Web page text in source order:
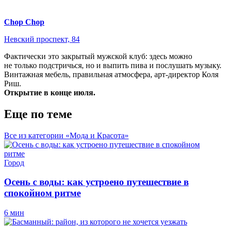
Chop Chop
Невский проспект, 84
Фактически это закрытый мужской клуб: здесь можно
не только подстричься, но и выпить пива и послушать музыку.
Винтажная мебель, правильная атмосфера, арт-директор Коля
Риш.
Открытие в конце июля.
Еще по теме
Все из категории «Мода и Красота»
Город
Осень с воды: как устроено путешествие в
спокойном ритме
6 мин